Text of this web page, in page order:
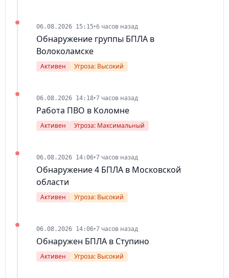
06.08.2026 15:15•6 часов назад
Обнаружение группы БПЛА в
Волоколамске
Активен Угроза: Высокий
06.08.2026 14:18•7 часов назад
Работа ПВО в Коломне
Активен Угроза: Максимальный
06.08.2026 14:06•7 часов назад
Обнаружение 4 БПЛА в Московской
области
Активен Угроза: Высокий
06.08.2026 14:06•7 часов назад
Обнаружен БПЛА в Ступино
Активен Угроза: Высокий